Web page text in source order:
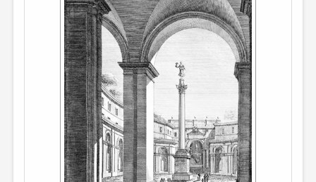
ДАЙДЖЕСТ
ПРОИЗВЕДЕНИЯ
ПЕРЕВОДЫ
КОНКУРСЫ
ДЕТСКАЯ КОМНАТА
КНИЖНАЯ ПОЛКА
ОБЗОР ЛИТЕРАТУРЫ